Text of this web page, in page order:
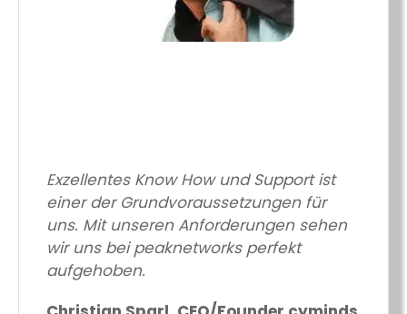
Exzellentes Know How und Support ist
einer der Grundvoraussetzungen für
uns. Mit unseren Anforderungen sehen
wir uns bei peaknetworks perfekt
aufgehoben.